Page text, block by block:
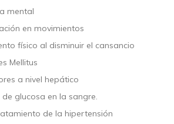
mental
en movimientos
físico al disminuir el cansancio
Mellitus
a nivel hepático
de glucosa en la sangre.
de la hipertensión